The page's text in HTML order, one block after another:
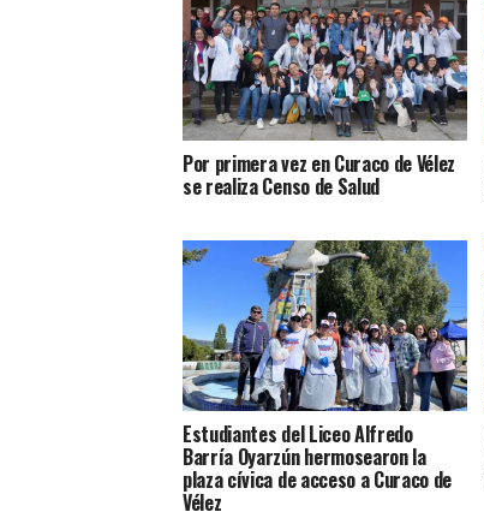
Por primera vez en Curaco de Vélez
se realiza Censo de Salud
Estudiantes del Liceo Alfredo
Barría Oyarzún hermosearon la
plaza cívica de acceso a Curaco de
Vélez